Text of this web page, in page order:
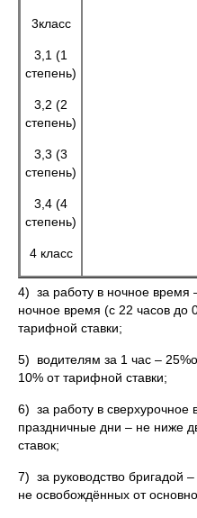
3класс
3,1 (1
степень)
3,2 (2
степень)
3,3 (3
степень)
3,4 (4
степень)
4 класс
4) за работу в ночное время
ночное время (с 22 часов до
тарифной ставки;
5) водителям за 1 час –
10% от тарифной ставки;
6) за работу в
праздничные дни – не ниже
ставок;
7) за руководство бригадой
не освобождённых от